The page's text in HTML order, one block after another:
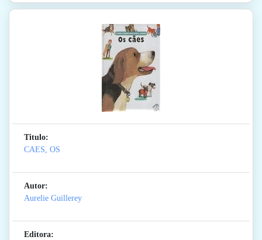
Titulo:
CAES, OS
Autor:
Aurelie Guillerey
Editora: